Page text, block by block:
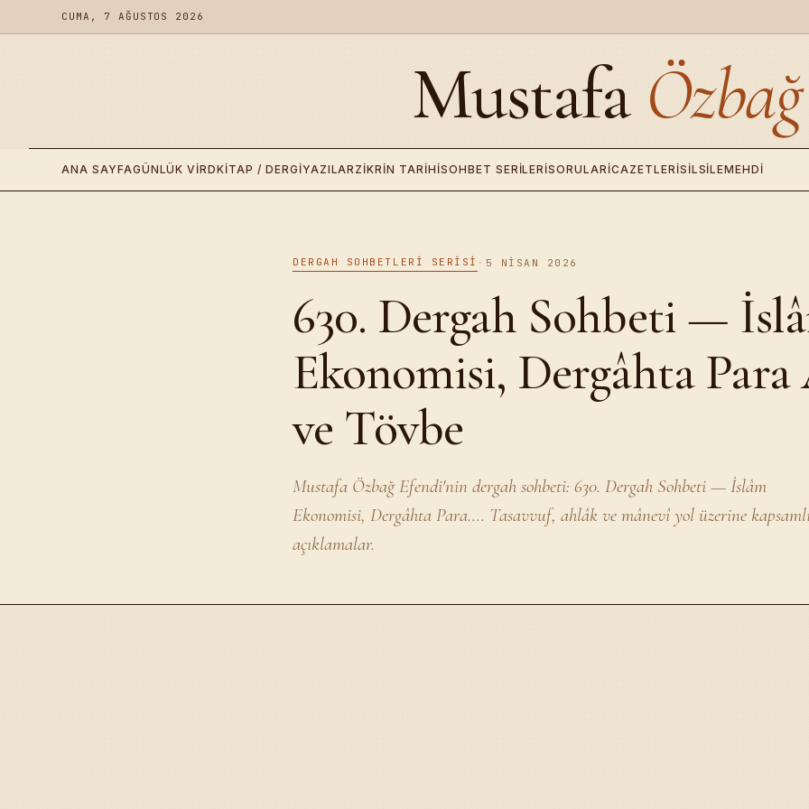
CUMA, 7 AĞUSTOS 2026
Mustafa Özbağ
ANA SAYFAGÜNLÜK VIRDKITAP / DERGIYAZILARZIKRIN TARIHISOHBET SERILERISORULARİCAZETLERISILSILEMEHDI
DERGAH SOHBETLERI SERISI · 5 NISAN 2026
630. Dergah Sohbeti —
Ekonomisi, Dergâhta Para
ve Tövbe
Mustafa Özbağ Efendi'nin dergah sohbeti: 630. Dergah Sohbeti — İslâm
Ekonomisi, Dergâhta Para…. Tasavvuf, ahlâk ve mânevî yol üzerine
açıklamalar.